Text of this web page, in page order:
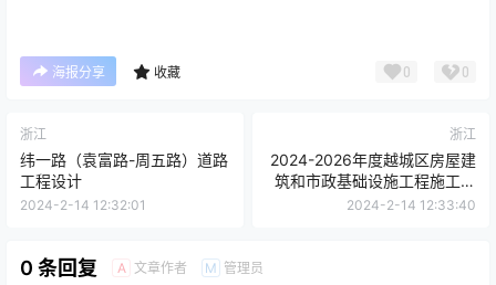
海报分享 收藏 0 0
浙江
纬一路（袁富路-周五路）道路
工程设计
2024-2-14 12:32:01
浙江
2024-2026年度越城区房屋建
筑和市政基础设施工程施工图
审查服务框架协议（封闭式）
2024-2-14 12:33:40
0 条回复 A 文章作者 M 管理员